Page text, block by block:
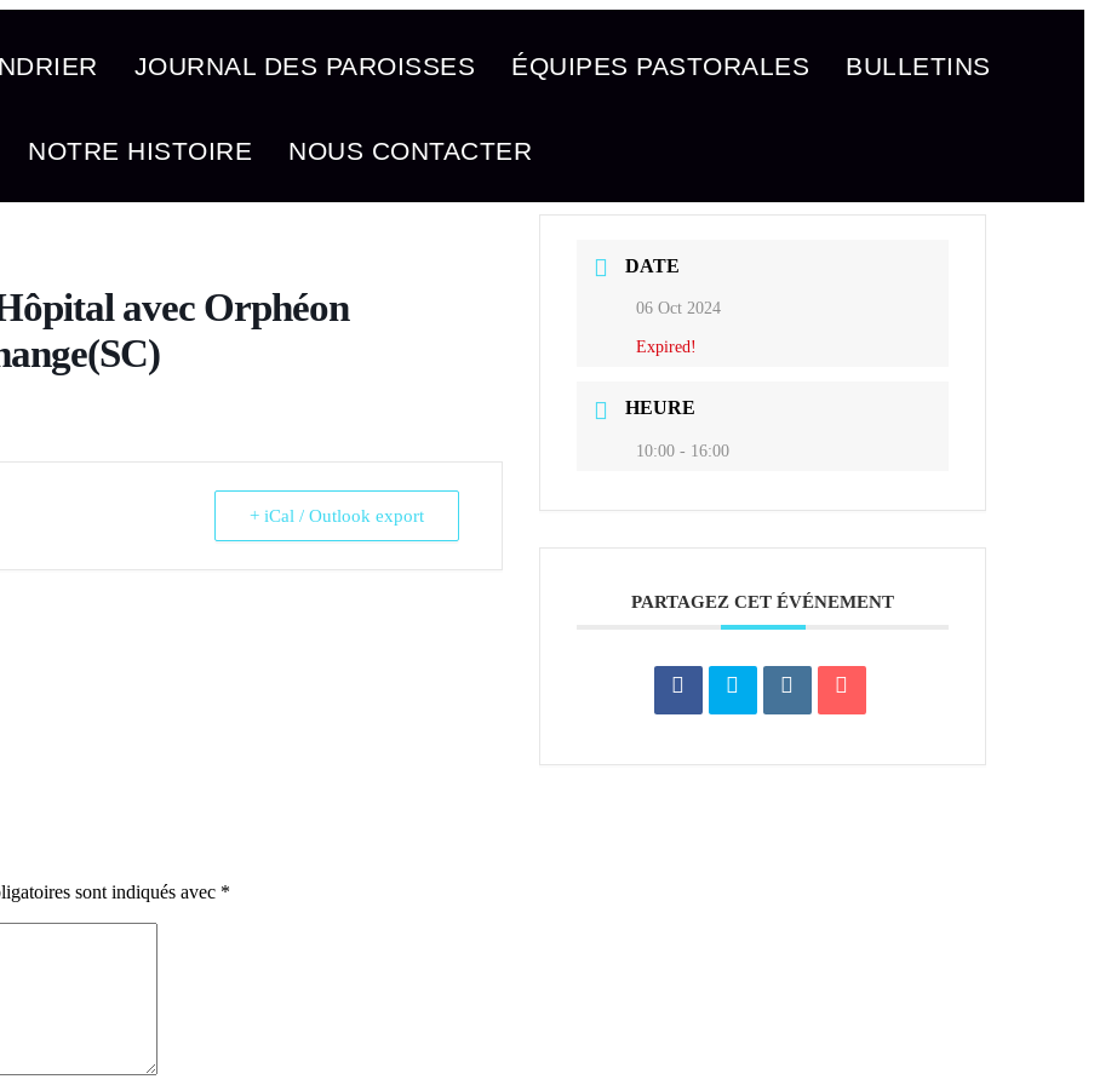
JOURNAL DES PAROISSES ÉQUIPES PASTORALES BULLETINS
NOTRE HISTOIRE NOUS CONTACTER
avec Orphéon
+ iCal / Outlook export
DATE
06 Oct 2024
Expired!
HEURE
10:00 - 16:00
PARTAGEZ CET ÉVÉNEMENT
sont indiqués avec *